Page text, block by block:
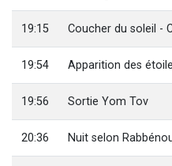
19:15 Coucher du soleil -
19:54 Apparition des
19:56 Sortie Yom Tov
20:36 Nuit selon